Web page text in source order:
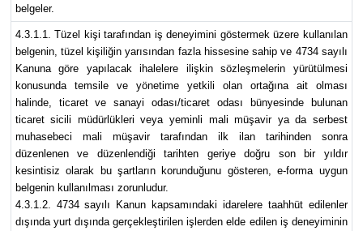
belgeler.
4.3.1.1. Tüzel kişi tarafından iş deneyimini göstermek üzere kullanılan
belgenin, tüzel kişiliğin yarısından fazla hissesine sahip ve 4734 sayılı
Kanuna göre yapılacak ihalelere ilişkin sözleşmelerin yürütülmesi
konusunda temsile ve yönetime yetkili olan ortağına ait olması
halinde, ticaret ve sanayi odası/ticaret odası bünyesinde bulunan
ticaret sicili müdürlükleri veya yeminli mali müşavir ya da serbest
muhasebeci mali müşavir tarafından ilk ilan tarihinden sonra
düzenlenen ve düzenlendiği tarihten geriye doğru son bir yıldır
kesintisiz olarak bu şartların korunduğunu gösteren, e-forma uygun
belgenin kullanılması zorunludur.
4.3.1.2. 4734 sayılı Kanun kapsamındaki idarelere taahhüt edilenler
dışında yurt dışında gerçekleştirilen işlerden elde edilen iş deneyiminin